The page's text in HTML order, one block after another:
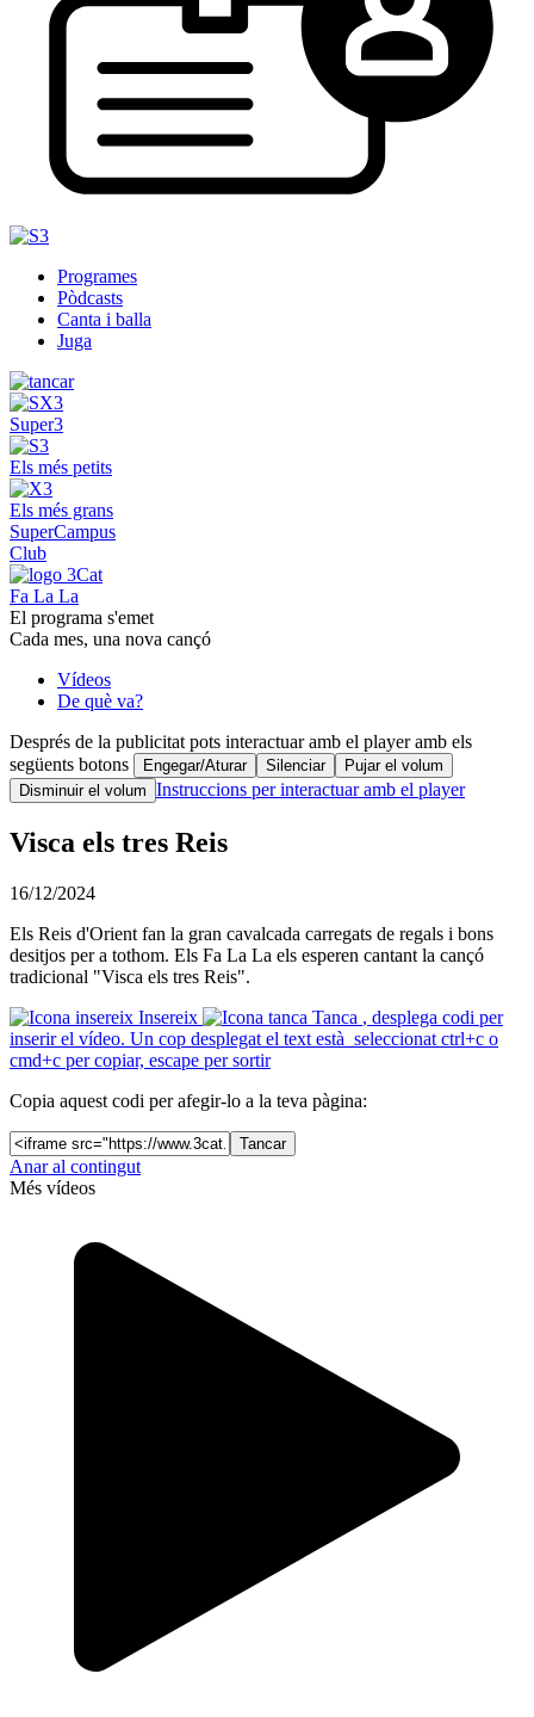
Programes
Pòdcasts
Canta i balla
Juga
Super3
Els més petits
Els més grans
SuperCampus
Club
Fa La La
El programa s'emet
Cada mes, una nova cançó
Vídeos
De què va?
Després de la publicitat pots interactuar amb el player amb els
següents botons
Engegar/Aturar Silenciar
Pujar el volum
Disminuir el volum Instruccions per interactuar amb el player
Visca els tres Reis
16/12/2024
Els Reis d'Orient fan la gran cavalcada carregats de regals i bons
desitjos per a tothom. Els Fa La La els esperen cantant la cançó
tradicional "Visca els tres Reis".
Insereix
Tanca , desplega codi per
inserir el vídeo. Un cop desplegat el text està seleccionat ctrl+c o
cmd+c per copiar, escape per sortir
Copia aquest codi per afegir-lo a la teva pàgina:
Tancar
Anar al contingut
Més vídeos